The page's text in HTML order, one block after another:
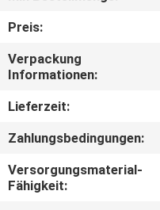
UNS
IN
VERBINDUNG
FORDERN
SIE
EIN
Preis:
Verpackung
Informationen:
Lieferzeit:
Zahlungsbedingungen:
Versorgungsmaterial-
Fähigkeit: